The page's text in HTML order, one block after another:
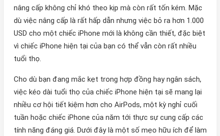
nâng cấp không chỉ khó theo kịp mà còn rất tốn kém. Mặc
dù việc nâng cấp là rất hấp dẫn nhưng việc bỏ ra hơn 1.000
USD cho một chiếc iPhone mới là không cần thiết, đặc biệt
vì chiếc iPhone hiện tại của bạn có thể vẫn còn rất nhiều
tuổi thọ.
Cho dù bạn đang mắc kẹt trong hợp đồng hay ngân sách,
việc kéo dài tuổi thọ của chiếc iPhone hiện tại sẽ mang lại
nhiều cơ hội tiết kiệm hơn cho AirPods, một kỳ nghỉ cuối
tuần hoặc chiếc iPhone của năm tới thực sự cung cấp các
tính năng đáng giá. Dưới đây là một số mẹo hữu ích để làm